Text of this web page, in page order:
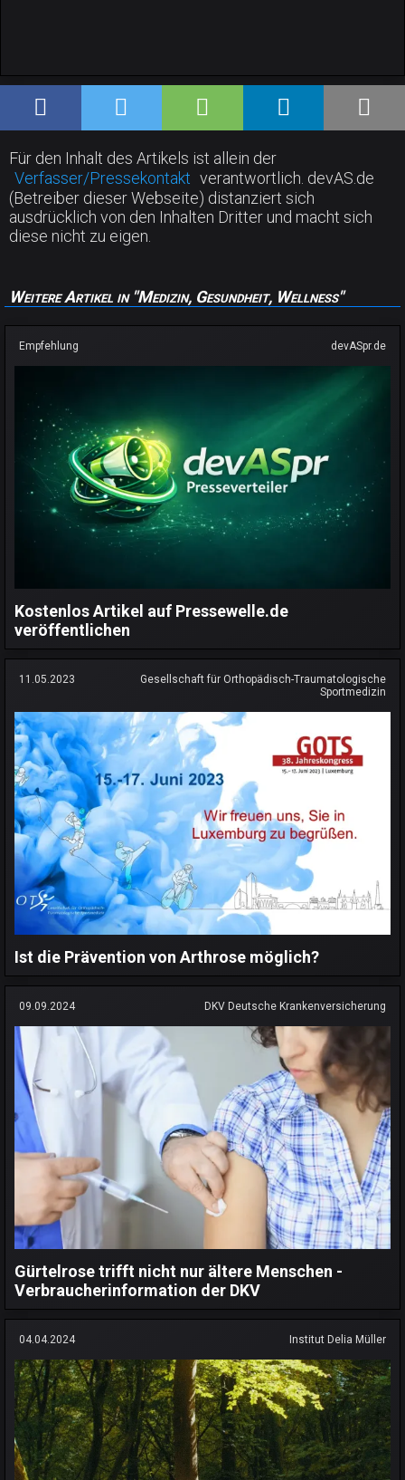
Für den Inhalt des Artikels ist allein der
Verfasser/Pressekontakt verantwortlich. devAS.de
(Betreiber dieser Webseite) distanziert sich
ausdrücklich von den Inhalten Dritter und macht sich
diese nicht zu eigen.
Weitere Artikel in "Medizin, Gesundheit, Wellness"
Empfehlung devASpr.de
Kostenlos Artikel auf Pressewelle.de
veröffentlichen
11.05.2023
Gesellschaft für Orthopädisch-Traumatologische
Sportmedizin
Ist die Prävention von Arthrose möglich?
09.09.2024 DKV Deutsche Krankenversicherung
Gürtelrose trifft nicht nur ältere Menschen -
Verbraucherinformation der DKV
04.04.2024 Institut Delia Müller